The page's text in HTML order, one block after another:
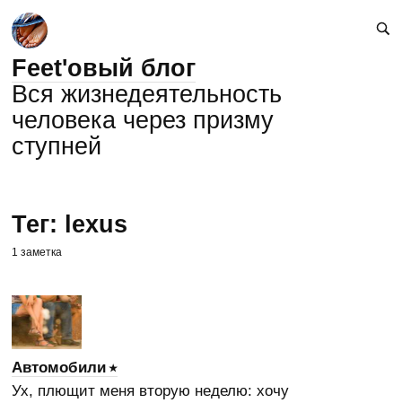
Feet'овый блог
Вся жизнедеятельность
человека через призму
ступней
Тег: lexus
1 заметка
Автомобили
Ух, плющит меня вторую неделю: хочу